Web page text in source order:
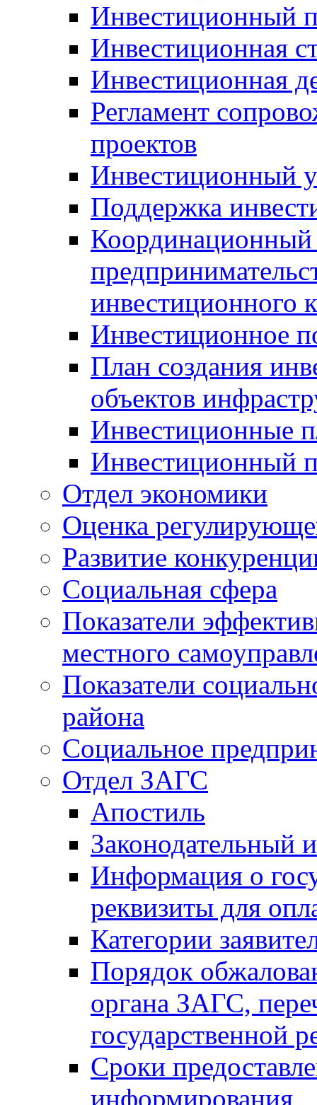
Инвестиционный
Инвестиционная
Инвестиционная
Регламент
проектов
Инвестиционный
Поддержка
Координационный
инвестиционного
Инвестиционное
План создания
объектов
Инвестиционные
Инвестиционный
Отдел экономики
Оценка
Развитие
Социальная сфера
Показатели
местного
Показатели
района
Социальное
Отдел ЗАГС
Апостиль
Законодательный
Информация о
реквизиты для
Категории
Порядок
органа ЗАГС,
государственной
Сроки
информирования